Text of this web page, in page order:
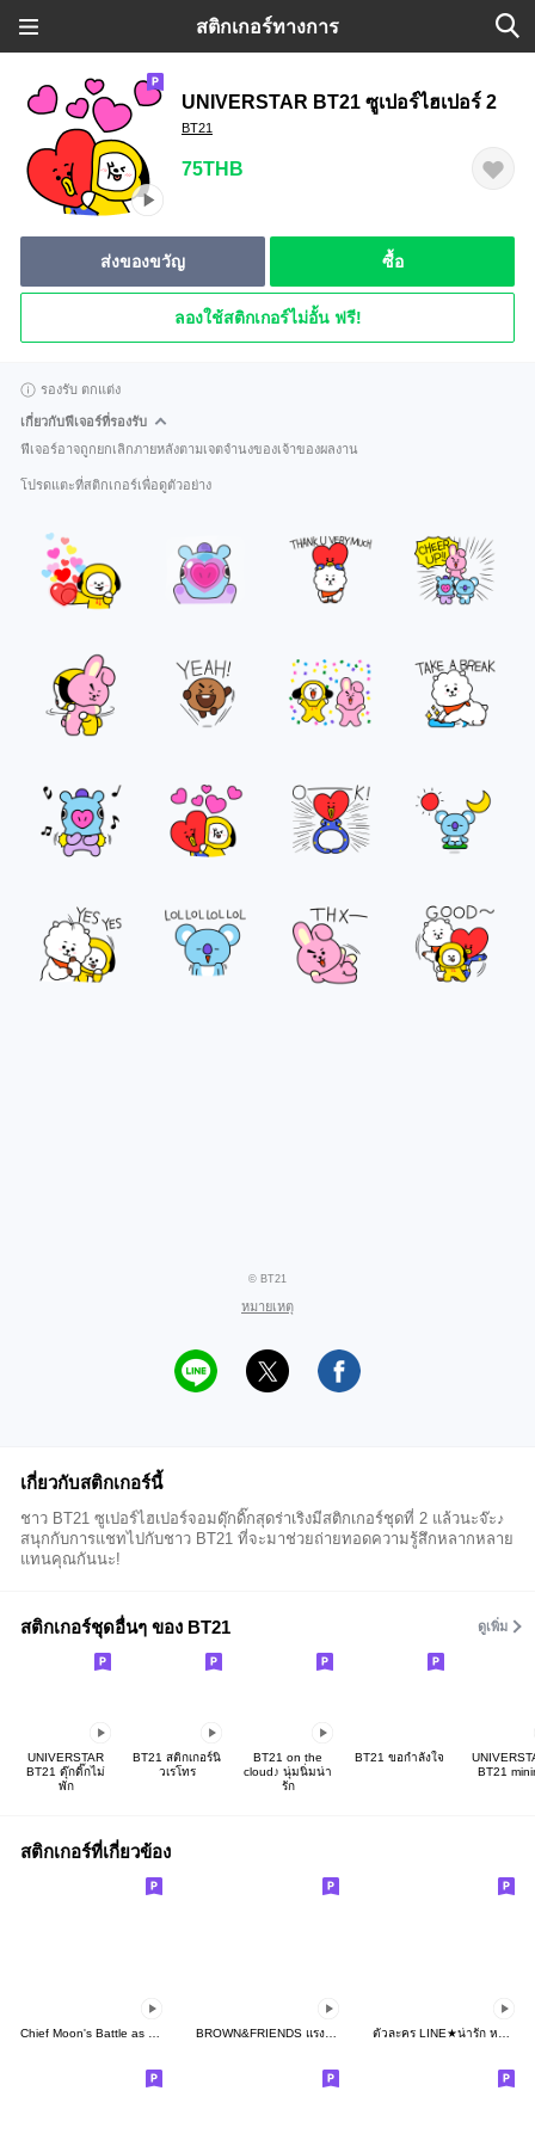
สติกเกอร์ทางการ
UNIVERSTAR BT21 ซูเปอร์ไฮเปอร์ 2
BT21
75THB
ส่งของขวัญ ซื้อ
ลองใช้สติกเกอร์ไม่อั้น ฟรี!
รองรับ ตกแต่ง
เกี่ยวกับฟีเจอร์ที่รองรับ
ฟีเจอร์อาจถูกยกเลิกภายหลังตามเจตจำนงของเจ้าของผลงาน
โปรดแตะที่สติกเกอร์เพื่อดูตัวอย่าง
© BT21
หมายเหตุ
เกี่ยวกับสติกเกอร์นี้
ชาว BT21 ซูเปอร์ไฮเปอร์จอมดุ๊กดิ๊กสุดร่าเริงมีสติกเกอร์ชุดที่ 2 แล้วนะจ๊ะ♪
สนุกกับการแชทไปกับชาว BT21 ที่จะมาช่วยถ่ายทอดความรู้สึกหลากหลาย
แทนคุณกันนะ!
สติกเกอร์ชุดอื่นๆ ของ BT21 ดูเพิ่ม
UNIVERSTAR
BT21 ดุ๊กดิ๊กไม่
พัก
BT21 สติกเกอร์นิ
วเรโทร
BT21 on the
cloud♪ นุ่มนิ่มน่า
รัก
BT21 ขอกำลังใจ
BT21
สติกเกอร์ที่เกี่ยวข้อง
Chief Moon's Battle as an Office Worker BROWN&FRIENDS แรงเกินนี้ไม่มีอีกแล้ว♪ ตัวละคร LINE★น่ารัก หน้าร้อน